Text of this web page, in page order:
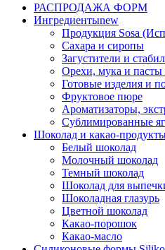
РАСПРОДАЖА ФОРМ
Ингредиентыnew
Продукция Sosa
Сахара и сиропы
Загустители и
Орехи, мука и пасты
Готовые изделия и
Фруктовое пюре
Ароматизаторы,
Сублимированные
Шоколад и какао-
Белый шоколад
Молочный шоколад
Темный шоколад
Шоколад для
Шоколадная глазурь
Цветной шоколад
Какао-порошок
Какао-масло